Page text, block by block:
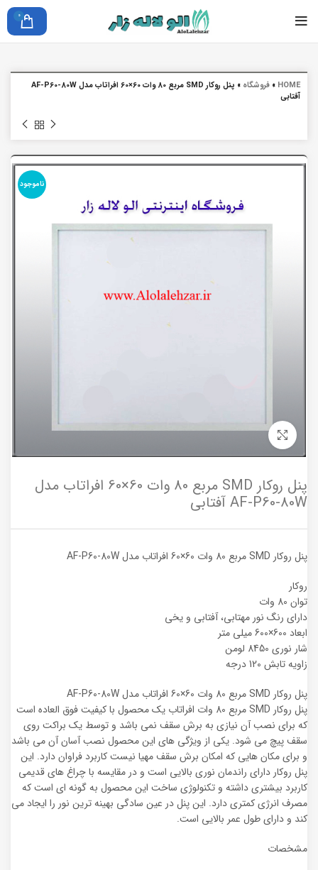
0
HOME
» فروشگاه »
پنل روکار SMD مربع 80 وات 60×60 افراتاب مدل AF-P60-80W
آفتابی
ناموجود
برای بزرگنمایی کلیک کنید
پنل روکار SMD مربع 80 وات 60×60 افراتاب مدل
AF-P60-80W آفتابی
پنل روکار SMD مربع 80 وات 60×60 افراتاب مدل AF-P60-80W
روکار
توان 80 وات
دارای رنگ نور مهتابی، آفتابی و یخی
ابعاد 600×600 میلی متر
شار نوری 8450 لومن
زاویه تابش 120 درجه
پنل روکار SMD مربع 80 وات 60×60 افراتاب مدل AF-P60-80W
پنل روکار SMD مربع 80 وات افراتاب یک محصول با کیفیت فوق العاده است
که برای نصب آن نیازی به برش سقف نمی باشد و توسط یک براکت روی
سقف پیچ می شود. یکی از ویژگی های این محصول نصب آسان آن می باشد
و برای مکان هایی که امکان برش سقف مهیا نیست کاربرد فراوان دارد. این
پنل روکار دارای راندمان نوری بالایی است و در مقایسه با چراغ های قدیمی
کاربرد بیشتری داشته و تکنولوژی ساخت این محصول به گونه ای است که
مصرف انرژی کمتری دارد. این پنل در عین سادگی بهینه ترین نور را ایجاد می
کند و دارای طول عمر بالایی است.
مشخصات